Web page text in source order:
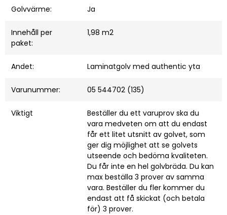
Golvvärme: Ja
Innehåll per
paket:
1,98 m2
Andet: Laminatgolv med authentic yta
Varunummer: 05 544702 (135)
Viktigt
Beställer du ett varuprov ska du
vara medveten om att du endast
får ett litet utsnitt av golvet, som
ger dig möjlighet att se golvets
utseende och bedöma kvaliteten.
Du får inte en hel golvbräda. Du kan
max beställa 3 prover av samma
vara. Beställer du fler kommer du
endast att få skickat (och betala
för) 3 prover.